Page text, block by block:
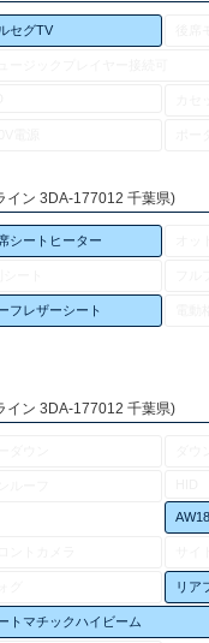
セグTV
イン 3DA-177012 千葉県)
シートヒーター
フレザーシート
イン 3DA-177012 千葉県)
リア
トマチックハイビーム